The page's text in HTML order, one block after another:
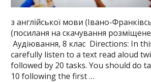
з англійської мови (Івано-
(посиланя на скачування розміщене
Аудіювання, 8 клас Directions: In
carefully listen to a text read aloud
followed by 20 tasks. You should do
10 following the first …